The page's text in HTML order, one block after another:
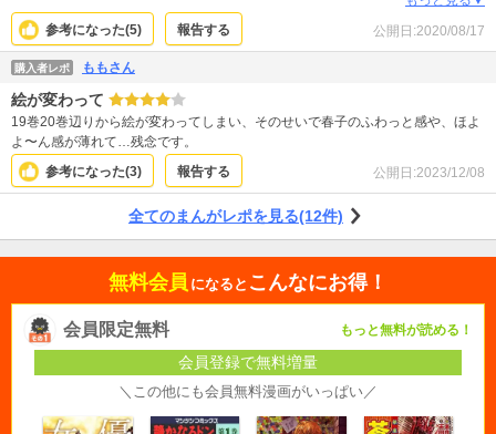
んでます。 普段忙しい方におすすめの漫画です。
参考になった(5) 報告する 公開日:2020/08/17
購入者レポ ももさん
絵が変わって
19巻20巻辺りから絵が変わってしまい、そのせいで春子のふわっと感や、ほよ
よ〜ん感が薄れて…残念です。
参考になった(3) 報告する 公開日:2023/12/08
全てのまんがレポを見る(12件)
無料会員 になると こんなにお得！
会員限定無料 もっと無料が読める！
会員登録で無料増量
＼この他にも会員無料漫画がいっぱい／